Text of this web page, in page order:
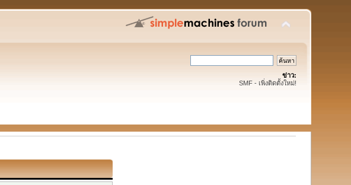
ข่าว:
SMF - เพิ่งติดตั้งใหม่!